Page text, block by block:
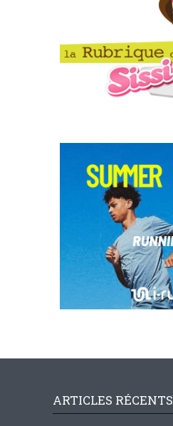
ARTICLES RÉCENTS